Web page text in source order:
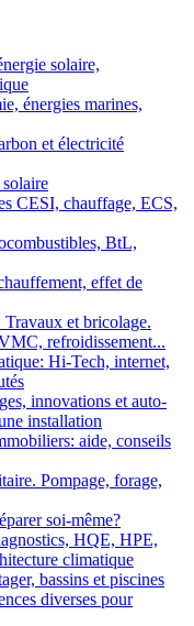
solaire,
énergies marines,
et électricité
CESI, chauffage, ECS,
BtL,
effet de
et bricolage.
refroidissement...
Hi-Tech, internet,
innovations et auto-
installation
aide, conseils
Pompage, forage,
soi-même?
HQE, HPE,
climatique
bassins et piscines
diverses pour